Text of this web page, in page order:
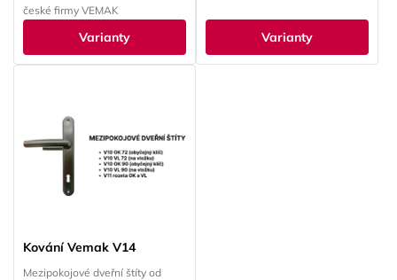
české firmy VEMAK
Varianty Varianty
Kování Vemak V14
Mezipokojové dveřní štíty od